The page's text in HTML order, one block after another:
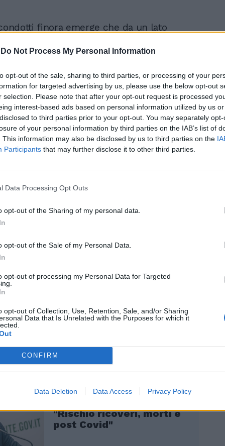
Do Not Process My Personal Information
opt-out of the sale, sharing to third parties, or processing of your
for targeted advertising by us, please use the below opt-out
selection. Please note that after your opt-out request is processed
interest-based ads based on personal information utilized by us
to third parties prior to your opt-out. You may separately
of your personal information by third parties on the IAB’s list of
This information may also be disclosed by us to third parties on the
Participants that may further disclose it to other third parties.
Data Processing Opt Outs
opt-out of the Sharing of my personal data.
opt-out of the Sale of my Personal Data.
opt-out of processing my Personal Data for Targeted
opt-out of Collection, Use, Retention, Sale, and/or Sharing
Data that Is Unrelated with the Purposes for which it
CONFIRM
Data Deletion Data Access Privacy Policy
finora emerge che da un lato
pur rilevabili, sono risultati
wild-type (originario). Ma dall'altro lato
mostrato di "aumentare
le difese. A riferirlo è l’azienda
quanto emerso da "un primo sguardo
del vaccino e del booster" da 50
(dose dimezzata rispetto a quelle che si
ciclo primario) contro il nuovo mutante.
primaria a 2 dosi del nostro vaccino -
inferiori rispetto al virus
al livello di dose di 50 µg ha aumentato
i titoli degli anticorpi neutralizzanti
dati sono stati inviati a un server" in cui
i lavori in versione prestampa
disponibili.
mossa di Locatelli per
"Rischio ricoveri, morti e
post Covid"